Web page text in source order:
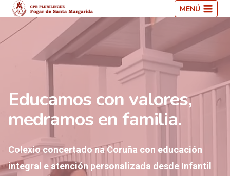
Saltar
ao
contido
MENÚ
Educamos con valores,
medramos en familia.
Colexio concertado na Coruña con educación
integral e atención personalizada desde Infantil